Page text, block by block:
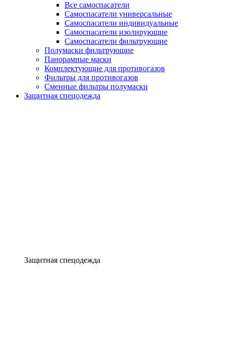
Все самоспасатели
Самоспасатели универсальные
Самоспасатели индивидуальные
Самоспасатели изолирующие
Самоспасатели фильтрующие
Полумаски фильтрующие
Панорамные маски
Комплектующие для противогазов
Фильтры для противогазов
Сменные фильтры полумаски
Защитная спецодежда
Защитная спецодежда